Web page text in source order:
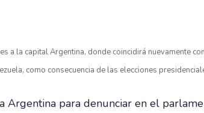
a la capital Argentina, donde coincidirá nuevamente
como consecuencia de las elecciones